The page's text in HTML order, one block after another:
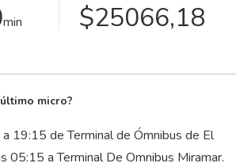
min $25066,18
micro?
19:15 de Terminal de Ómnibus de El
05:15 a Terminal De Omnibus Miramar.